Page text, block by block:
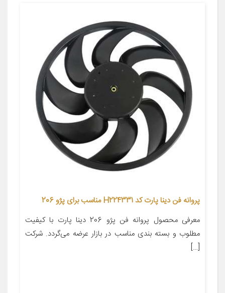
پروانه فن دینا پارت کد H224331 مناسب برای پژو 206
معرفی محصول پروانه فن پژو 206 دینا پارت با کیفیت
مطلوب و بسته بندی مناسب در بازار عرضه می‌گردد. شرکت
[…]